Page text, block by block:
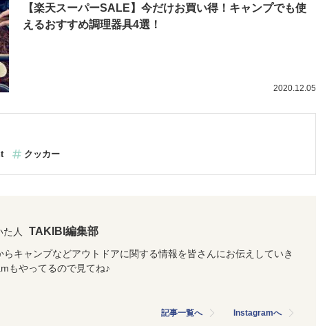
【楽天スーパーSALE】今だけお買い得！キャンプでも使
えるおすすめ調理器具4選！
2020.12.05
クッカー
た人 TAKIBI編集部
らキャンプなどアウトドアに関する情報を皆さんにお伝えしていき
もやってるので見てね♪
記事一覧へ Instagramへ